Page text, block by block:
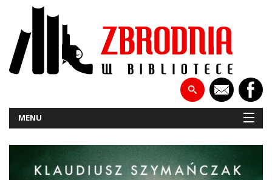
MENU
NOWOŚCI